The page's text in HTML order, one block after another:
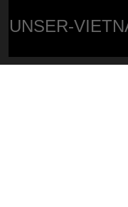
UNSER-